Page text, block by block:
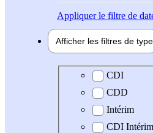
Appliquerle filtre de
Afficher les filtres de
Type de contrat
CDI
CDD
Intérim
CDI